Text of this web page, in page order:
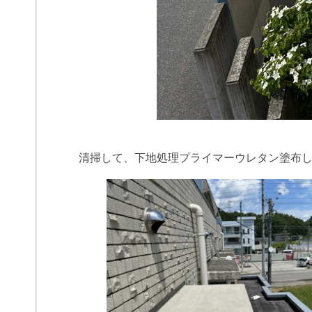
清掃して、下地処理プライマーウレタン塗布